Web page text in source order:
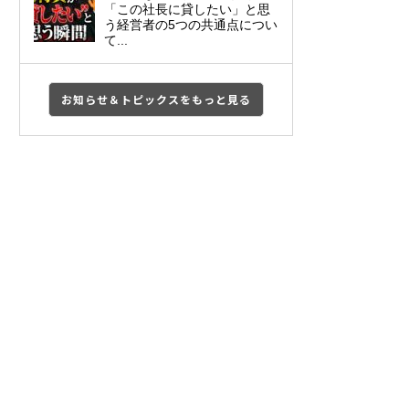
「この社長に貸したい」と思
う経営者の5つの共通点につい
て...
お知らせ＆トピックスをもっと見る